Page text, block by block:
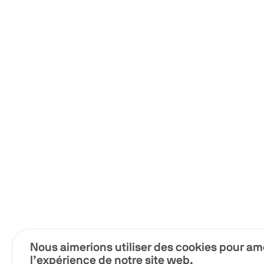
Nous aimerions utiliser des cookies pour
l’expérience de notre site web.